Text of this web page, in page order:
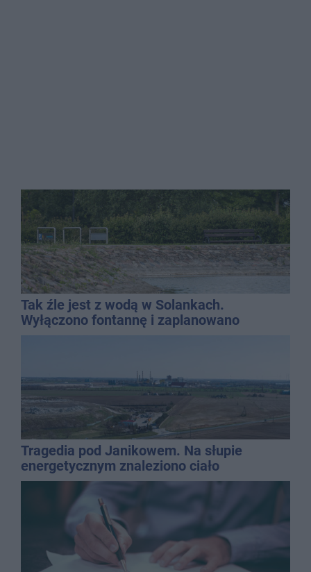
Tak źle jest z wodą w Solankach.
Wyłączono fontannę i zaplanowano
Tragedia pod Janikowem. Na słupie
energetycznym znaleziono ciało
mężczyzny